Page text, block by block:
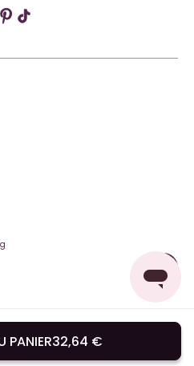
PANIER32,64 €